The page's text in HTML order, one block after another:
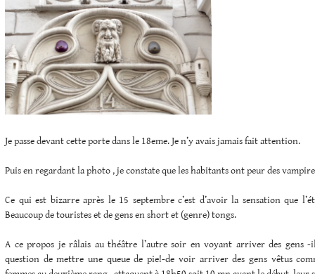
Je passe devant cette porte dans le 18eme. Je n’y avais jamais fait attention.
Puis en regardant la photo , je constate que les habitants ont peur des
Ce qui est bizarre après le 15 septembre c’est d’avoir la sensation que
Beaucoup de touristes et de gens en short et (genre) tongs.
A ce propos je râlais au théâtre l’autre soir en voyant arriver des gens -
question de mettre une queue de pie!-de voir arriver des gens vêtus